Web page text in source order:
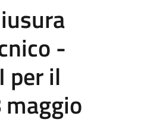
-
per il